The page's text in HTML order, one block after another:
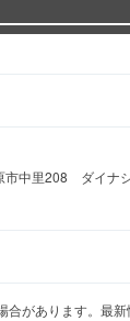
市中里208 ダイナ
があります。最新